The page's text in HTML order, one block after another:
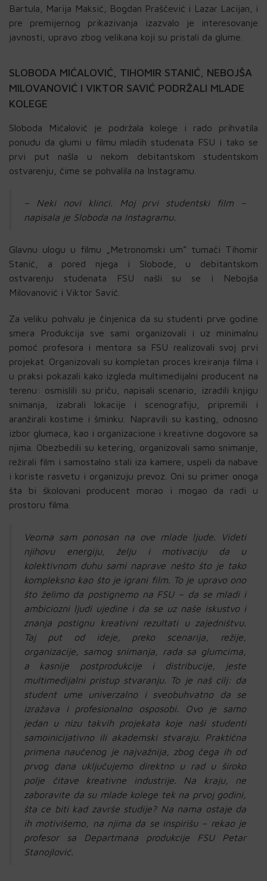
Bartula, Marija Maksić, Bogdan Praščević i Lazar Lacijan, i
pre premijernog prikazivanja izazvalo je interesovanje
javnosti, upravo zbog velikana koji su pristali da glume.
SLOBODA MIĆALOVIĆ, TIHOMIR STANIĆ, NEBOJŠA
MILOVANOVIĆ I VIKTOR SAVIĆ PODRŽALI MLADE
KOLEGE
Sloboda Mićalović je podržala kolege i rado prihvatila
ponudu da glumi u filmu mladih studenata FSU i tako se
prvi put našla u nekom debitantskom studentskom
ostvarenju, čime se pohvalila na Instagramu.
– Neki novi klinci. Moj prvi studentski film –
napisala je Sloboda na Instagramu.
Glavnu ulogu u filmu „Metronomski um” tumači Tihomir
Stanić, a pored njega i Slobode, u debitantskom
ostvarenju studenata FSU našli su se i Nebojša
Milovanović i Viktor Savić.
Za veliku pohvalu je činjenica da su studenti prve godine
smera Produkcija sve sami organizovali i uz minimalnu
pomoć profesora i mentora sa FSU realizovali svoj prvi
projekat. Organizovali su kompletan proces kreiranja filma i
u praksi pokazali kako izgleda multimedijalni producent na
terenu: osmislili su priču, napisali scenario, izradili knjigu
snimanja, izabrali lokacije i scenografiju, pripremili i
aranžirali kostime i šminku. Napravili su kasting, odnosno
izbor glumaca, kao i organizacione i kreativne dogovore sa
njima. Obezbedili su ketering, organizovali samo snimanje,
režirali film i samostalno stali iza kamere, uspeli da nabave
i koriste rasvetu i organizuju prevoz. Oni su primer onoga
šta bi školovani producent morao i mogao da radi u
prostoru filma.
Veoma sam ponosan na ove mlade ljude. Videti
njihovu energiju, želju i motivaciju da u
kolektivnom duhu sami naprave nešto što je tako
kompleksno kao što je igrani film. To je upravo ono
što želimo da postignemo na FSU – da se mladi i
ambiciozni ljudi ujedine i da se uz naše iskustvo i
znanja postignu kreativni rezultati u zajedništvu.
Taj put od ideje, preko scenarija, režije,
organizacije, samog snimanja, rada sa glumcima,
a kasnije postprodukcije i distribucije, jeste
multimedijalni pristup stvaranju. To je naš cilj: da
student ume univerzalno i sveobuhvatno da se
izražava i profesionalno osposobi. Ovo je samo
jedan u nizu takvih projekata koje naši studenti
samoinicijativno ili akademski stvaraju. Praktična
primena naučenog je najvažnija, zbog čega ih od
prvog dana uključujemo direktno u rad u široko
polje čitave kreativne industrije. Na kraju, ne
zaboravite da su mlade kolege tek na prvoj godini,
šta ce biti kad završe studije? Na nama ostaje da
ih motivišemo, na njima da se inspirišu – rekao je
profesor sa Departmana produkcije FSU Petar
Stanojlović.